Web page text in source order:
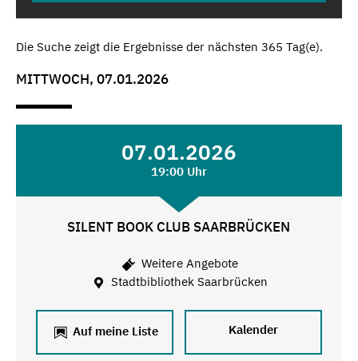
Die Suche zeigt die Ergebnisse der nächsten 365 Tag(e).
MITTWOCH, 07.01.2026
07.01.2026
19:00 Uhr
SILENT BOOK CLUB SAARBRÜCKEN
Weitere Angebote
Stadtbibliothek Saarbrücken
Auf meine Liste Kalender